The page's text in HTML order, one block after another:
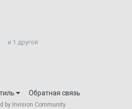
и 1 другой
Обратная связь
by Invision Community